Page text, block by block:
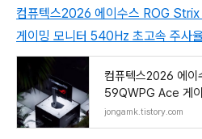
컴퓨텍스2026 에이수스 ROG
게이밍 모니터 540Hz 초고속 주사
컴퓨텍스2026 에
59QWPG Ace 게
주사율!!
jongamk.tistory.com